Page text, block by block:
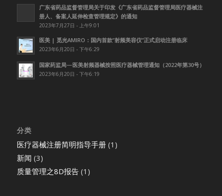
广东省药品监督管理局关于印发《广东省药品监督管理局医疗器械注
册人、备案人延伸检查管理规定》的通知
2023年7月27日 - 上午9:01
医美 | 觅光AMIRO：国内首款”射频美容仪”正式启动注册临床
2023年6月20日 - 下午6:29
国家药监局—医美射频器械按照医疗器械管理通知（2022年第30号）
2023年6月20日 - 下午6:19
分类
医疗器械注册简明指导手册(1)
新闻 (3)
质量管理之8D报告(1)